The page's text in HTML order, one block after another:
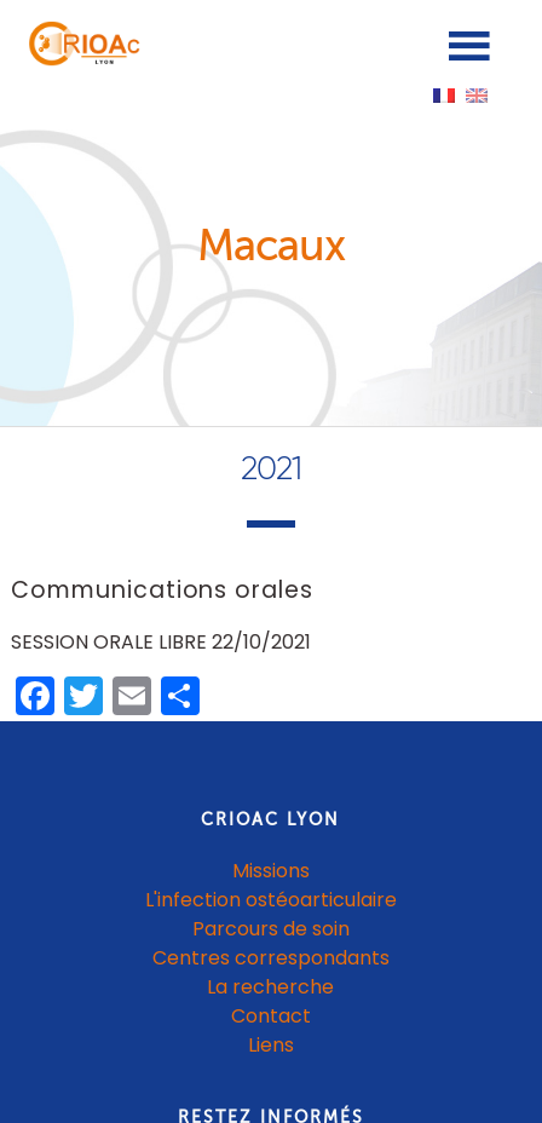
Macaux
2021
Communications orales
SESSION ORALE LIBRE 22/10/2021
Facebook
Twitter
EmailPartager
CRIOAC LYON
Missions
L'infection ostéoarticulaire
Parcours de soin
Centres correspondants
La recherche
Contact
Liens
RESTEZ INFORMÉS
Panneau de gestion des cookies